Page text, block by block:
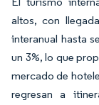
altos, con
interanual hasta
un 3%, lo que
mercado de
regresan a